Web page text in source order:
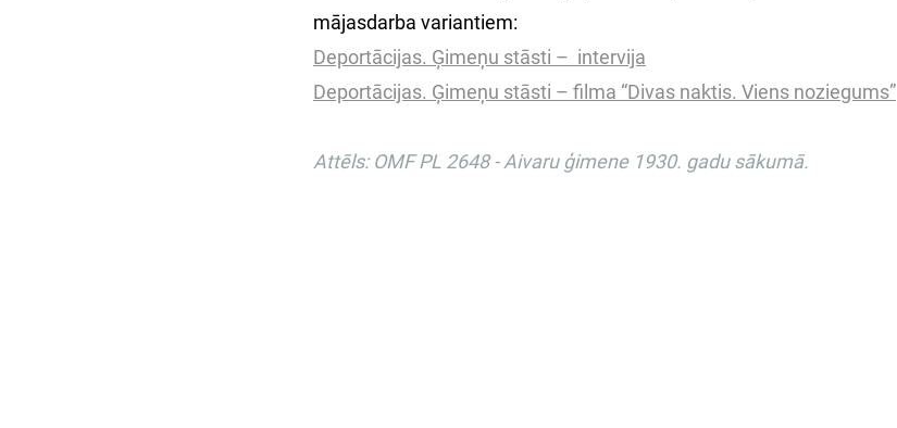
mājasdarba variantiem:
Deportācijas. Ģimeņu stāsti – intervija
Deportācijas. Ģimeņu stāsti – filma “Divas naktis. Viens noziegums”
Attēls: OMF PL 2648 - Aivaru ģimene 1930. gadu sākumā.